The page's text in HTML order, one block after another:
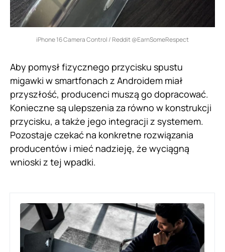
iPhone 16 Camera Control / Reddit @EarnSomeRespect
Aby pomysł fizycznego przycisku spustu
migawki w smartfonach z Androidem miał
przyszłość, producenci muszą go dopracować.
Konieczne są ulepszenia za równo w konstrukcji
przycisku, a także jego integracji z systemem.
Pozostaje czekać na konkretne rozwiązania
producentów i mieć nadzieję, że wyciągną
wnioski z tej wpadki.